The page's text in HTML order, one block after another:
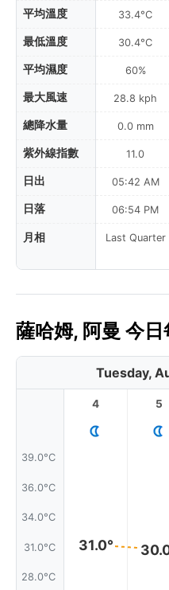
平均溫度
最低溫度
平均濕度
最大風速
總降水量
紫外線指數
日出
日落
月相
33.4°C
30.4°C
60%
28.8 kph
0.0 mm
11.0
05:42 AM
06:54 PM
Last Quarter
薩哈姆, 阿曼 今
Tuesday,
39.0°C
36.0°C
34.0°C
31.0°C
28.0°C
4
31.0°
5